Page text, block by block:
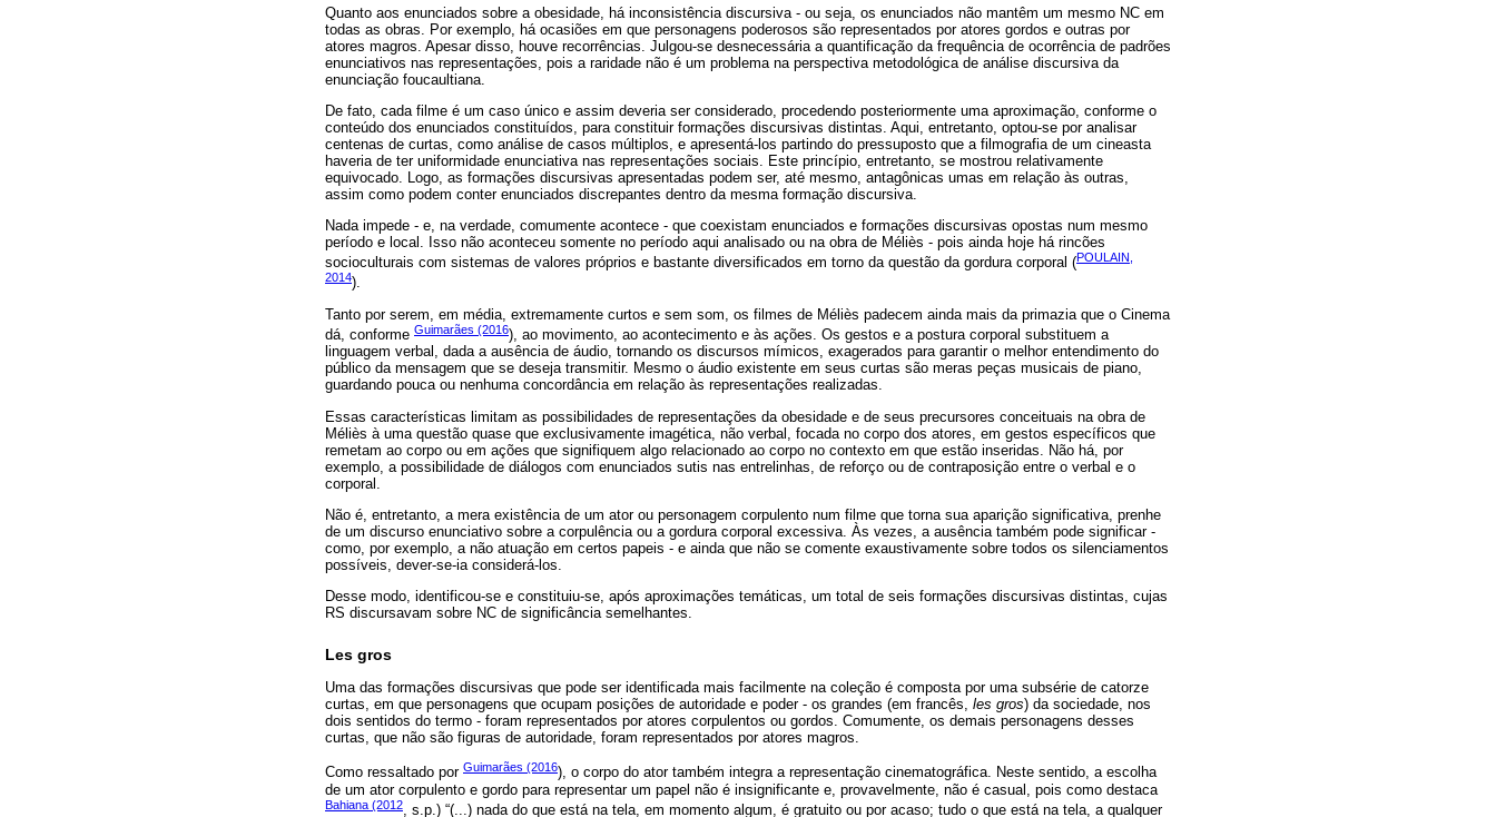
Quanto aos enunciados sobre a obesidade, há inconsistência discursiva - ou seja, os enunciados não mantêm um mesmo NC em
todas as obras. Por exemplo, há ocasiões em que personagens poderosos são representados por atores gordos e outras por
atores magros. Apesar disso, houve recorrências. Julgou-se desnecessária a quantificação da frequência de ocorrência de padrões
enunciativos nas representações, pois a raridade não é um problema na perspectiva metodológica de análise discursiva da
enunciação foucaultiana.
De fato, cada filme é um caso único e assim deveria ser considerado, procedendo posteriormente uma aproximação, conforme o
conteúdo dos enunciados constituídos, para constituir formações discursivas distintas. Aqui, entretanto, optou-se por analisar
centenas de curtas, como análise de casos múltiplos, e apresentá-los partindo do pressuposto que a filmografia de um cineasta
haveria de ter uniformidade enunciativa nas representações sociais. Este princípio, entretanto, se mostrou relativamente
equivocado. Logo, as formações discursivas apresentadas podem ser, até mesmo, antagônicas umas em relação às outras,
assim como podem conter enunciados discrepantes dentro da mesma formação discursiva.
Nada impede - e, na verdade, comumente acontece - que coexistam enunciados e formações discursivas opostas num mesmo
período e local. Isso não aconteceu somente no período aqui analisado ou na obra de Méliès - pois ainda hoje há rincões
socioculturais com sistemas de valores próprios e bastante diversificados em torno da questão da gordura corporal (POULAIN,
2014).
Tanto por serem, em média, extremamente curtos e sem som, os filmes de Méliès padecem ainda mais da primazia que o Cinema
dá, conforme Guimarães (2016), ao movimento, ao acontecimento e às ações. Os gestos e a postura corporal substituem a
linguagem verbal, dada a ausência de áudio, tornando os discursos mímicos, exagerados para garantir o melhor entendimento do
público da mensagem que se deseja transmitir. Mesmo o áudio existente em seus curtas são meras peças musicais de piano,
guardando pouca ou nenhuma concordância em relação às representações realizadas.
Essas características limitam as possibilidades de representações da obesidade e de seus precursores conceituais na obra de
Méliès à uma questão quase que exclusivamente imagética, não verbal, focada no corpo dos atores, em gestos específicos que
remetam ao corpo ou em ações que signifiquem algo relacionado ao corpo no contexto em que estão inseridas. Não há, por
exemplo, a possibilidade de diálogos com enunciados sutis nas entrelinhas, de reforço ou de contraposição entre o verbal e o
corporal.
Não é, entretanto, a mera existência de um ator ou personagem corpulento num filme que torna sua aparição significativa, prenhe
de um discurso enunciativo sobre a corpulência ou a gordura corporal excessiva. Às vezes, a ausência também pode significar -
como, por exemplo, a não atuação em certos papeis - e ainda que não se comente exaustivamente sobre todos os silenciamentos
possíveis, dever-se-ia considerá-los.
Desse modo, identificou-se e constituiu-se, após aproximações temáticas, um total de seis formações discursivas distintas, cujas
RS discursavam sobre NC de significância semelhantes.
Les gros
Uma das formações discursivas que pode ser identificada mais facilmente na coleção é composta por uma subsérie de catorze
curtas, em que personagens que ocupam posições de autoridade e poder - os grandes (em francês, les gros) da sociedade, nos
dois sentidos do termo - foram representados por atores corpulentos ou gordos. Comumente, os demais personagens desses
curtas, que não são figuras de autoridade, foram representados por atores magros.
Como ressaltado por Guimarães (2016), o corpo do ator também integra a representação cinematográfica. Neste sentido, a escolha
de um ator corpulento e gordo para representar um papel não é insignificante e, provavelmente, não é casual, pois como destaca
Bahiana (2012, s.p.) “(...) nada do que está na tela, em momento algum, é gratuito ou por acaso; tudo o que está na tela, a qualquer